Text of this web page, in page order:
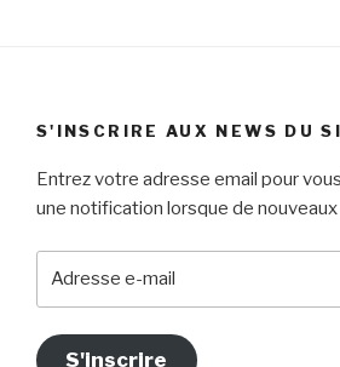
S'INSCRIRE AUX NEWS DU
Entrez votre adresse email pour
une notification lorsque de
S'inscrire